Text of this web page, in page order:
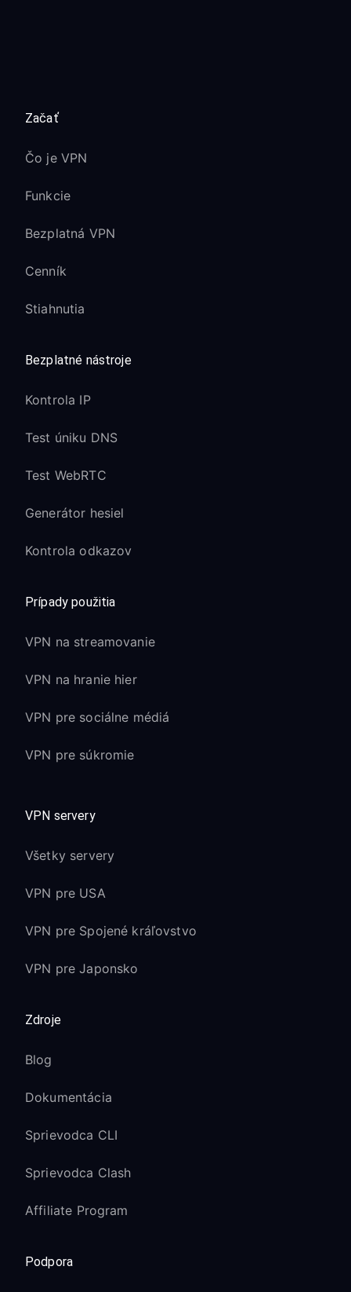
Začať
Čo je VPN
Funkcie
Bezplatná VPN
Cenník
Stiahnutia
Bezplatné nástroje
Kontrola IP
Test úniku DNS
Test WebRTC
Generátor hesiel
Kontrola odkazov
Prípady použitia
VPN na streamovanie
VPN na hranie hier
VPN pre sociálne médiá
VPN pre súkromie
VPN servery
Všetky servery
VPN pre USA
VPN pre Spojené kráľovstvo
VPN pre Japonsko
Zdroje
Blog
Dokumentácia
Sprievodca CLI
Sprievodca Clash
Affiliate Program
Podpora